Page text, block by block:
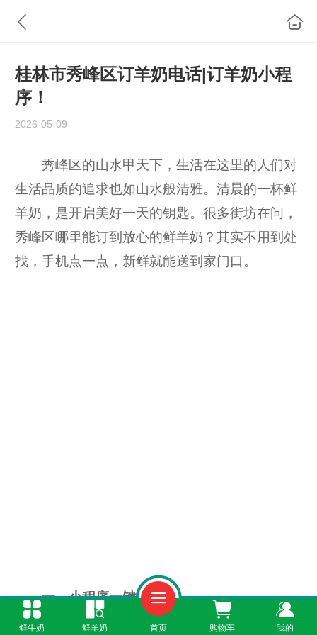
桂林市秀峰区订羊奶电话|订羊奶小程
序！
2026-05-09
秀峰区的山水甲天下，生活在这里的人们对
生活品质的追求也如山水般清雅。清晨的一杯鲜
羊奶，是开启美好一天的钥匙。很多街坊在问，
秀峰区哪里能订到放心的鲜羊奶？其实不用到处
找，手机点一点，新鲜就能送到家门口。
一、小程序一键订阅
鲜牛奶 鲜羊奶 首页 购物车 我的